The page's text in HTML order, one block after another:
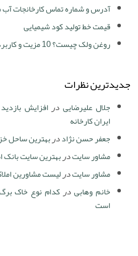
آدرس و شماره تماس کارخانجات آب
قیمت خط تولید کود شیمیایی
روغن ولک چیست؟ 10 مزیت و کاربرد روغن ولک در کشاورزی
جدیدترین نظرات
جلال علیرضایی درافزایش
ایران کارخانه
جعفر حسن نژاددربهترین ساحل
مشاور سایتدربهترین سایت بانک
مشاور سایتدرلیست مشاورین
خانم وهابیدرکدام نوع خاک
است